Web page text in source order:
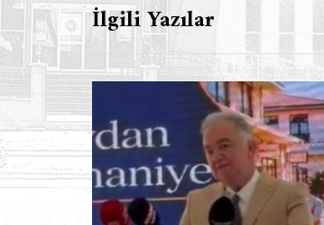
İlgili Yazılar